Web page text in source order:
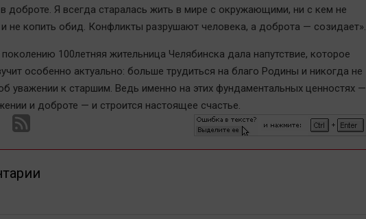
доброте. Я всегда старалась жить в мире с окружающими, ни с кем не
и не копить обид. Конфликты разрушают человека, а доброта — созидает».
100летняя жительница Челябинска дала напутствие, которое
особенно актуально: больше трудиться на благо Родины и никогда не
уважении к старшим. Ведь именно на этих фундаментальных ценностях —
и доброте — и строится настоящее счастье.